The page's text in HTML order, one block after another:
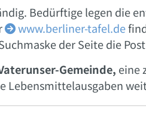
Bedürftige legen die
 www.berliner-tafel.de
der Seite die
Gemeinde, eine
Lebensmittelausgaben